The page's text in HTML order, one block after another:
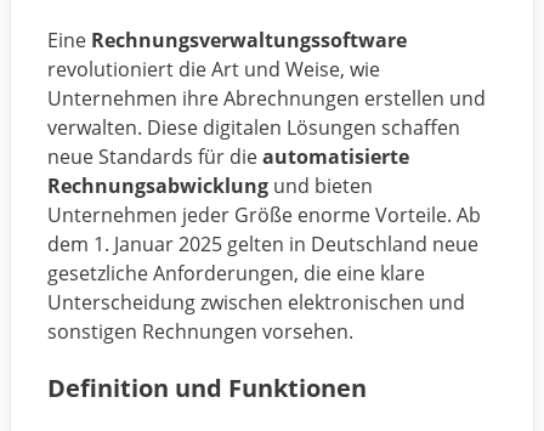
Eine Rechnungsverwaltungssoftware
revolutioniert die Art und Weise, wie
Unternehmen ihre Abrechnungen erstellen und
verwalten. Diese digitalen Lösungen schaffen
neue Standards für dieautomatisierte
Rechnungsabwicklung und bieten
Unternehmen jeder Größe enorme Vorteile. Ab
dem 1. Januar 2025 gelten in Deutschland neue
gesetzliche Anforderungen, die eine klare
Unterscheidung zwischen elektronischen und
sonstigen Rechnungen vorsehen.
Definition und Funktionen